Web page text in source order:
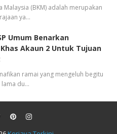
Malaysia (BKM) adalah merupakan
ya…
Umum Benarkan
Akaun 2 Untuk Tujuan
ramai yang mengeluh begitu
lama du…